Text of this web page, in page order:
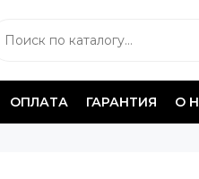
ОПЛАТА ГАРАНТИЯ О